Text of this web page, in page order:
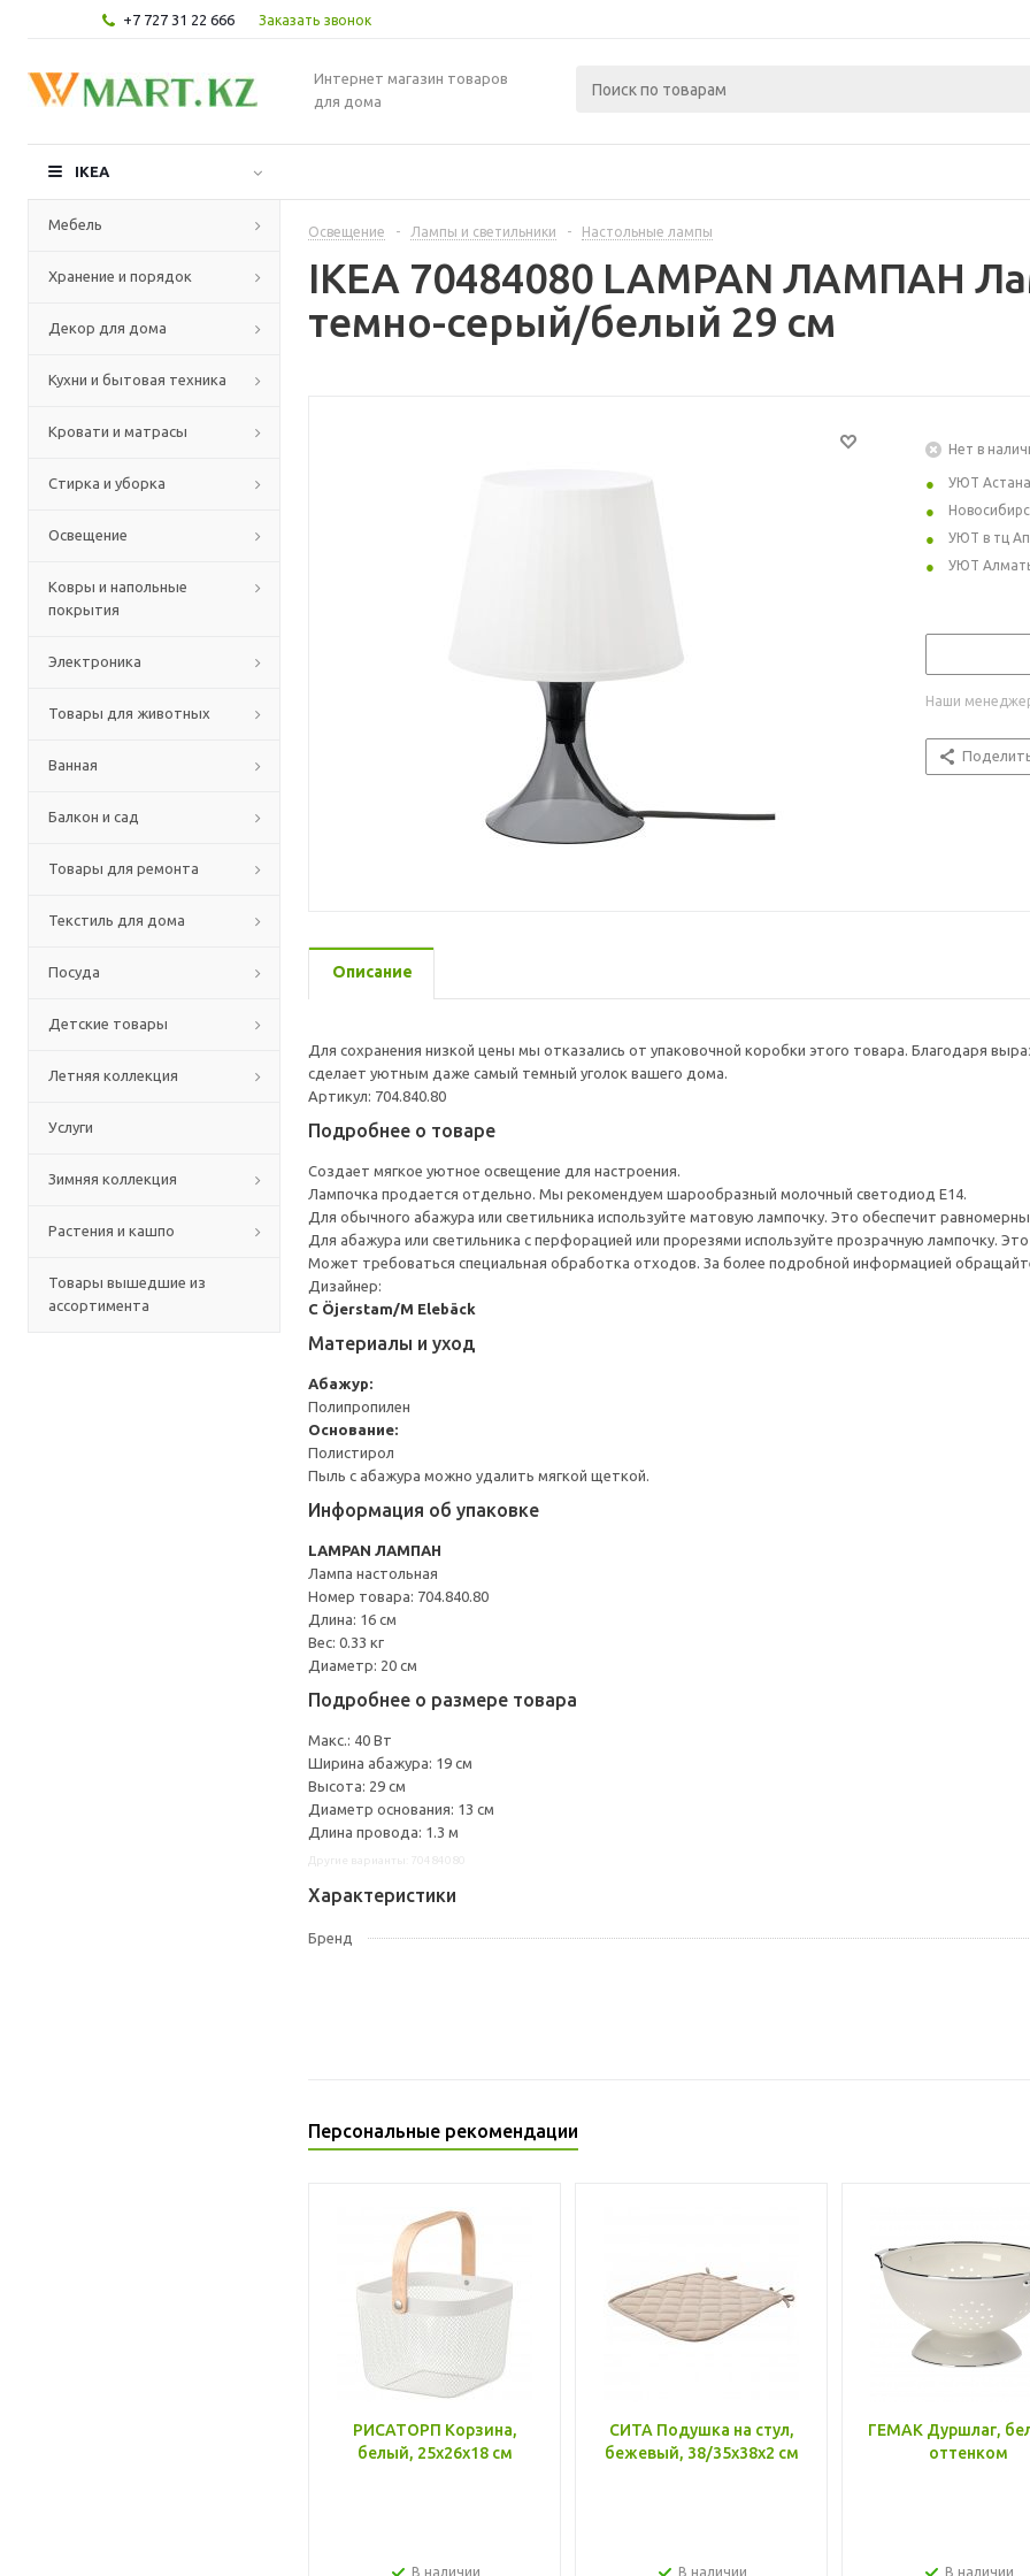
+7 727 31 22 666 Заказать звонок
Интернет магазин товаров
для дома
IKEA
Мебель
Хранение и порядок
Декор для дома
Кухни и бытовая техника
Кровати и матрасы
Стирка и уборка
Освещение
Ковры и напольные
покрытия
Электроника
Товары для животных
Ванная
Балкон и сад
Товары для ремонта
Текстиль для дома
Посуда
Детские товары
Летняя коллекция
Услуги
Зимняя коллекция
Растения и кашпо
Товары вышедшие из
ассортимента
Освещение - Лампы и светильники - Настольные лампы
IKEA 70484080 LAMPAN ЛАМПАН
темно-серый/белый 29 см
Нет в
УЮТ Астана
УЮТ в тц
УЮТ
Наши
Описание
Для сохранения низкой цены мы отказались от упаковочной коробки этого товара. Благодаря
сделает уютным даже самый темный уголок вашего дома.
Артикул: 704.840.80
Подробнее о товаре
Создает мягкое уютное освещение для настроения.
Лампочка продается отдельно. Мы рекомендуем шарообразный молочный светодиод E14.
Для обычного абажура или светильника используйте матовую лампочку. Это обеспечит
Для абажура или светильника с перфорацией или прорезями используйте прозрачную лампочку.
Может требоваться специальная обработка отходов. За более подробной информацией
Дизайнер:
C Öjerstam/M Elebäck
Материалы и уход
Абажур:
Полипропилен
Основание:
Полистирол
Пыль с абажура можно удалить мягкой щеткой.
Информация об упаковке
LAMPAN ЛАМПАН
Лампа настольная
Номер товара: 704.840.80
Длина: 16 см
Вес: 0.33 кг
Диаметр: 20 см
Подробнее о размере товара
Макс.: 40 Вт
Ширина абажура: 19 см
Высота: 29 см
Диаметр основания: 13 см
Длина провода: 1.3 м
Характеристики
Бренд
Персональные рекомендации
РИСАТОРП Корзина,
белый, 25x26x18 см
В наличии
СИТА Подушка на стул,
бежевый, 38/35x38x2 см
В наличии
ГЕМАК Дуршлаг,
оттенком
В наличии